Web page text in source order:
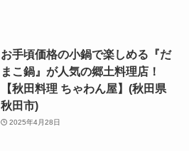
お手頃価格の小鍋で楽しめる『だ
まこ鍋』が人気の郷土料理店！
【秋田料理 ちゃわん屋】(秋田県
秋田市)
2025年4月28日